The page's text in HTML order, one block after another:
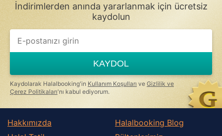
İndirimlerden anında yararlanmak için ücretsiz
kaydolun
KAYDOL
Kaydolarak Halalbooking'in Kullanım Koşulları ve Gizlilik ve
Çerez Politikaları'nı kabul ediyorum.
Hakkımızda
Halalbooking Blog